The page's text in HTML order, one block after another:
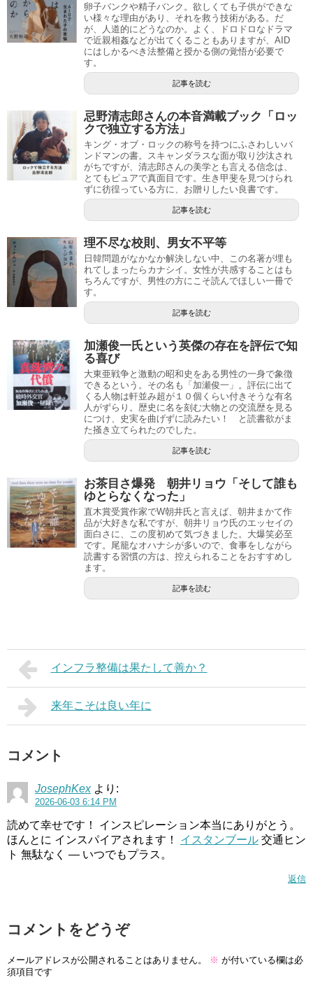
卵子バンクや精子バンク。欲しくても子供ができな
い様々な理由があり、それを救う技術がある。だ
が、人道的にどうなのか。よく、ドロドロなドラマ
で近親相姦などが出てくることもありますが、AID
にはしかるべき法整備と授かる側の覚悟が必要で
す。
記事を読む
忌野清志郎さんの本音満載ブック「ロッ
クで独立する方法」
キング・オブ・ロックの称号を持つにふさわしいバ
ンドマンの書。スキャンダラスな面が取り沙汰され
がちですが、清志郎さんの美学とも言える信念は、
とてもピュアで真面目です。生き甲斐を見つけられ
ずに彷徨っている方に、お贈りしたい良書です。
記事を読む
理不尽な校則、男女不平等
日韓問題がなかなか解決しない中、この名著が埋も
れてしまったらカナシイ。女性が共感することはも
ちろんですが、男性の方にこそ読んでほしい一冊で
す。
記事を読む
加瀬俊一氏という英傑の存在を評伝で知
る喜び
大東亜戦争と激動の昭和史をある男性の一身で象徴
できるという。その名も「加瀬俊一」。評伝に出て
くる人物は軒並み超が１０個くらい付きそうな有名
人がずらり。歴史に名を刻む大物との交流歴を見る
につけ、史実を曲げずに読みたい！ と読書欲がま
た掻き立てられたのでした。
記事を読む
お茶目さ爆発 朝井リョウ「そして誰も
ゆとらなくなった」
直木賞受賞作家でW朝井氏と言えば、朝井まかて作
品が大好きな私ですが、朝井リョウ氏のエッセイの
面白さに、この度初めて気づきました。大爆笑必至
です。尾籠なオハナシが多いので、食事をしながら
読書する習慣の方は、控えられることをおすすめし
ます。
記事を読む
インフラ整備は果たして善か？
来年こそは良い年に
コメント
JosephKex より:
2026-06-03 6:14 PM
読めて幸せです！ インスピレーション本当にありがとう。
ほんとに インスパイアされます！ イスタンブール 交通ヒン
ト 無駄なく — いつでもプラス。
返信
コメントをどうぞ
メールアドレスが公開されることはありません。 ※ が付いている欄は必
須項目です